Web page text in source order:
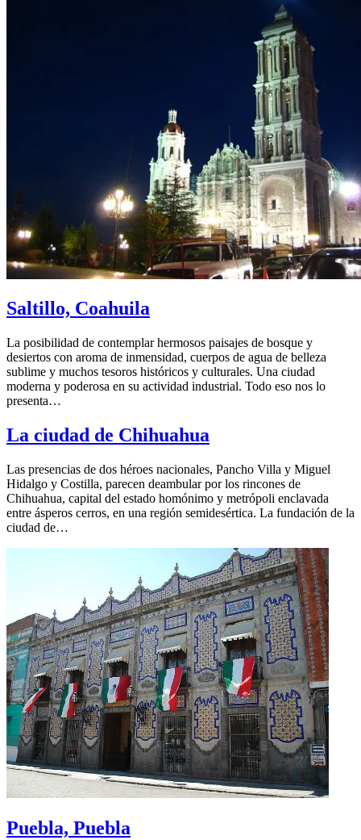
Saltillo, Coahuila
La posibilidad de contemplar hermosos paisajes de bosque y
desiertos con aroma de inmensidad, cuerpos de agua de belleza
sublime y muchos tesoros históricos y culturales. Una ciudad
moderna y poderosa en su actividad industrial. Todo eso nos lo
presenta…
La ciudad de Chihuahua
Las presencias de dos héroes nacionales, Pancho Villa y Miguel
Hidalgo y Costilla, parecen deambular por los rincones de
Chihuahua, capital del estado homónimo y metrópoli enclavada
entre ásperos cerros, en una región semidesértica. La fundación de la
ciudad de…
Puebla, Puebla